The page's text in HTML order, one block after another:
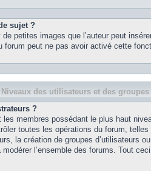
sujet ?
petites images que l’auteur peut
forum peut ne pas avoir activé cette
Niveaux des utilisateurs et des
?
les membres possédant le plus haut
toutes les opérations du forum,
la création de groupes d’utilisateurs
l’ensemble des forums. Tout